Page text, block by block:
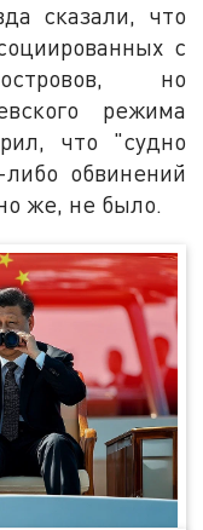
сказали, что
с
но
режима
что "судно
обвинений
же, не было.